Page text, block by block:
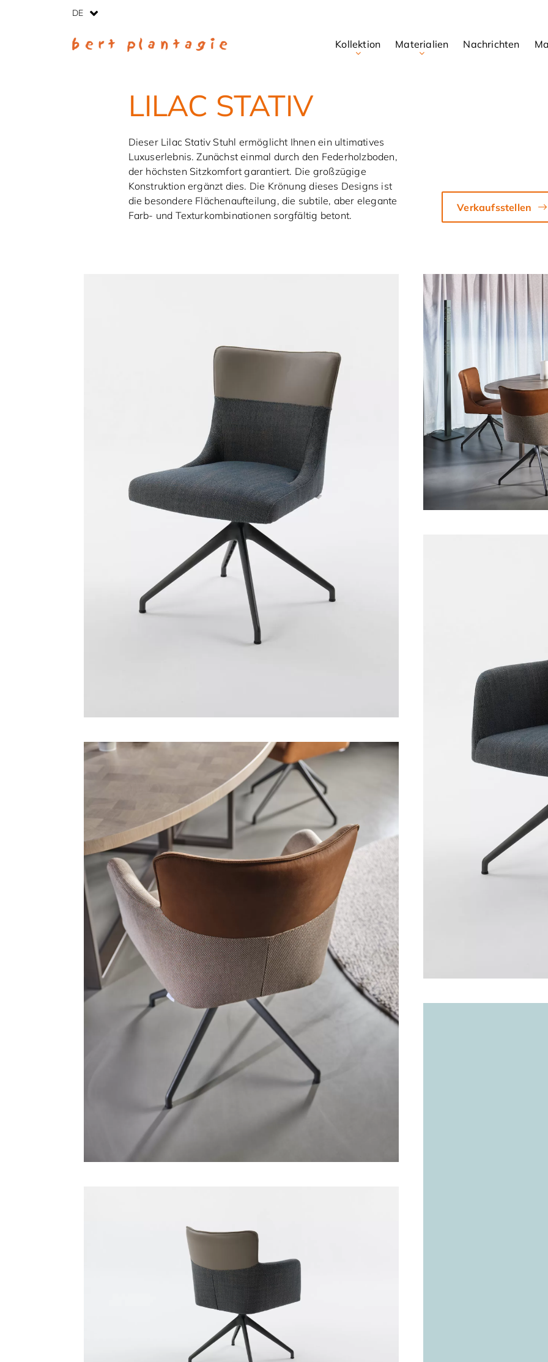
DE
Kollektion Materialien Nachrichten
LILAC STATIV
Dieser Lilac Stativ Stuhl ermöglicht Ihnen ein ultimatives
Luxuserlebnis. Zunächst einmal durch den Federholzboden,
der höchsten Sitzkomfort garantiert. Die großzügige
Konstruktion ergänzt dies. Die Krönung dieses Designs ist
die besondere Flächenaufteilung, die subtile, aber elegante
Farb- und Texturkombinationen sorgfältig betont.
Verkaufsstellen